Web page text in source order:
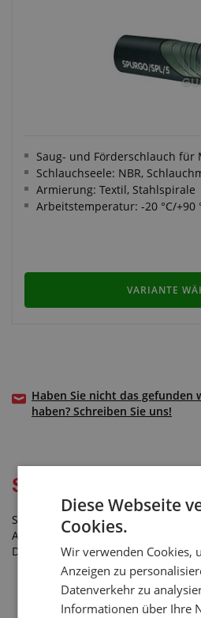
Saug- und Förderschlauch für
Schlauchseele: NBR,
Armierung: Textil, Stahlspirale
Arbeitstemperatur: -20 °C/+90
VARIANTE
Haben Sie nicht das gefunden
haben? Schreiben Sie uns!
Schläuche für Heizöl
Schläuche für Heizöl eignen sich
Anwendung, es handelt sich um
Druck- und Saugschläuche für
Diese Webseite
Cookies.
Wir verwenden Cookies,
Anzeigen zu
Datenverkehr zu
Informationen über Ihre